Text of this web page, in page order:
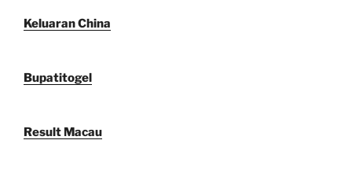
Keluaran China
Bupatitogel
Result Macau